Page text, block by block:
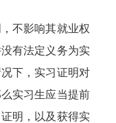
不影响其就业权
有法定义务为实
下，实习证明对
实习生应当提前
明，以及获得实